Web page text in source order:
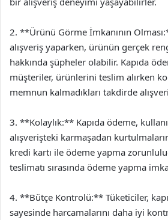
2. **Ürünü Görme İmkanının
alışveriş yaparken, ürünün gerçek
hakkında şüpheler olabilir. Kapıda
müşteriler, ürünlerini teslim alırken
memnun kalmadıkları takdirde
3. **Kolaylık:** Kapıda ödeme,
alışverişteki karmaşadan
kredi kartı ile ödeme yapma
teslimatı sırasında ödeme yapma
4. **Bütçe Kontrolü:** Tüketiciler,
sayesinde harcamalarını daha iyi